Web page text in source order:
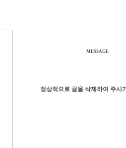
MESSAGE
정상적으로 글을 삭제하여 주시